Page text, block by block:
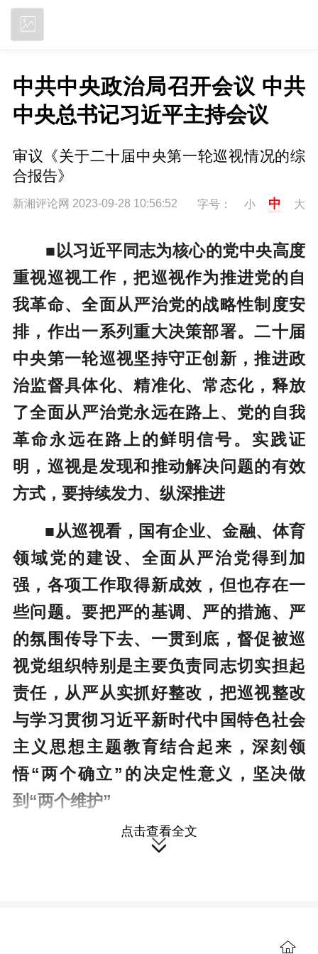
中共中央政治局召开会议 中共
中央总书记习近平主持会议
审议《关于二十届中央第一轮巡视情况的综
合报告》
新湘评论网 2023-09-28 10:56:52 字号： 小 中 大
■以习近平同志为核心的党中央高度
重视巡视工作，把巡视作为推进党的自
我革命、全面从严治党的战略性制度安
排，作出一系列重大决策部署。二十届
中央第一轮巡视坚持守正创新，推进政
治监督具体化、精准化、常态化，释放
了全面从严治党永远在路上、党的自我
革命永远在路上的鲜明信号。实践证
明，巡视是发现和推动解决问题的有效
方式，要持续发力、纵深推进
■从巡视看，国有企业、金融、体育
领域党的建设、全面从严治党得到加
强，各项工作取得新成效，但也存在一
些问题。要把严的基调、严的措施、严
的氛围传导下去、一贯到底，督促被巡
视党组织特别是主要负责同志切实担起
责任，从严从实抓好整改，把巡视整改
与学习贯彻习近平新时代中国特色社会
主义思想主题教育结合起来，深刻领
悟“两个确立”的决定性意义，坚决做
到“两个维护”
■要以巡视整改为契机，进一步加强
心竞争力，夯实中国特色社会主义的重
点击查看全文
